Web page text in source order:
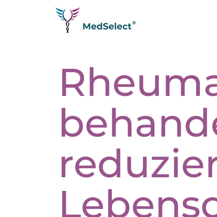
Krankheiten
Erfahrungsberichte
Longevity
Analytik
Therapien
Q&A
Partner werden
Messe